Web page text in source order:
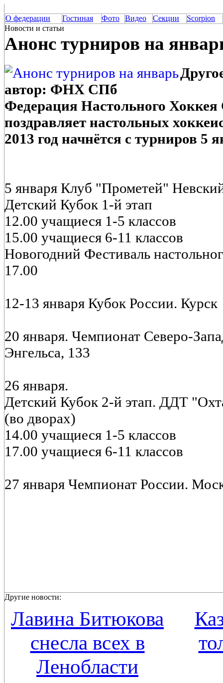
О федерации Гостиная Фото Видео Секции
Scorpion
Новости и статьи
Анонс турниров на
автор: ФНХ СПб
Федерация Настольного Хоккея
поздравляет настольных
2013 год начнётся с турниров 5
5 января Клуб "Прометей"
Детский Кубок 1-й этап
12.00 учащиеся 1-5 классов
15.00 учащиеся 6-11 классов
Новогодний Фестиваль
17.00
12-13 января Кубок России. Курск
20 января. Чемпионат Северо-
Энгельса, 133
26 января.
Детский Кубок 2-й этап. ДДТ
(во дворах)
14.00 учащиеся 1-5 классов
17.00 учащиеся 6-11 классов
27 января Чемпионат России.
Другие новости:
Лавина Битюкова
снесла всех в
Ленобласти